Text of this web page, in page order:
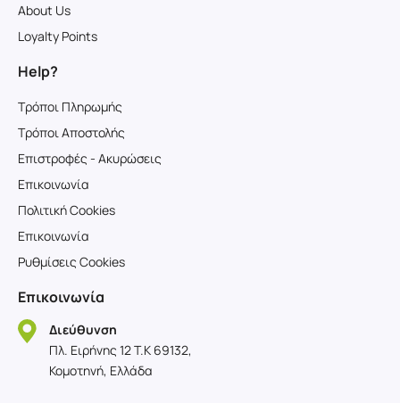
About Us
Loyalty Points
Help?
Τρόποι Πληρωμής
Τρόποι Αποστολής
Επιστροφές - Ακυρώσεις
Επικοινωνία
Πολιτική Cookies
Επικοινωνία
Ρυθμίσεις Cookies
Επικοινωνία
Διεύθυνση
Πλ. Ειρήνης 12 T.K 69132,
Κομοτηνή, Ελλάδα